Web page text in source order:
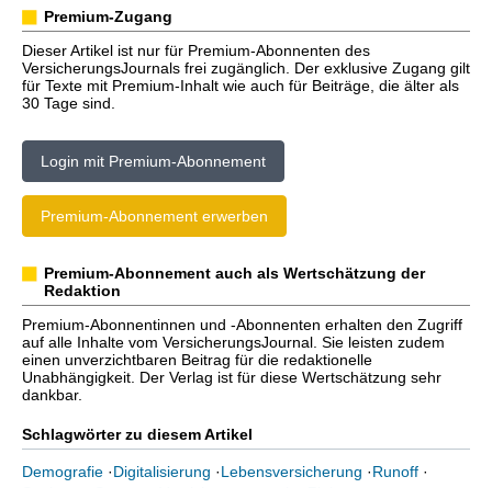
Premium-Zugang
Dieser Artikel ist nur für Premium-Abonnenten des
VersicherungsJournals frei zugänglich. Der exklusive Zugang gilt
für Texte mit Premium-Inhalt wie auch für Beiträge, die älter als
30 Tage sind.
Login mit Premium-Abonnement
Premium-Abonnement erwerben
Premium-Abonnement auch als Wertschätzung der
Redaktion
Premium-Abonnentinnen und -Abonnenten erhalten den Zugriff
auf alle Inhalte vom VersicherungsJournal. Sie leisten zudem
einen unverzichtbaren Beitrag für die redaktionelle
Unabhängigkeit. Der Verlag ist für diese Wertschätzung sehr
dankbar.
Schlagwörter zu diesem Artikel
Demografie ·Digitalisierung ·Lebensversicherung ·Runoff ·